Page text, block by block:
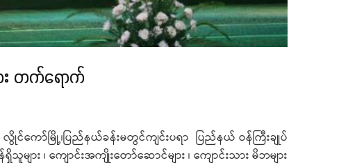
း တက်ရောက်
ကော်မြို့၊ပြည်နယ်ခန်းမတွင်ကျင်းပရာ ပြည်နယ် ဝန်ကြီးချုပ်
ား ၊ ကျောင်းအကျိုးတော်ဆောင်များ ၊ ကျောင်းသား မိဘများ